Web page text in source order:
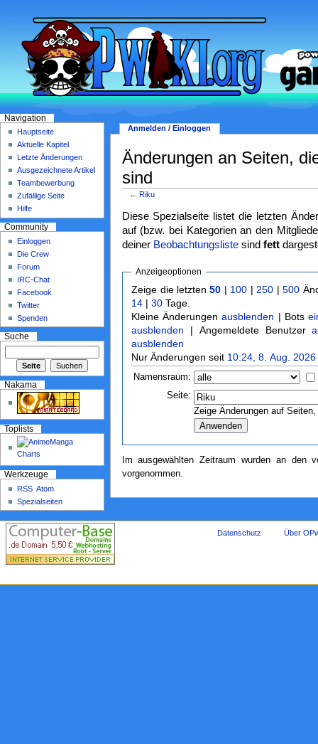
Änderungen an Seiten,
sind
← Riku
Diese Spezialseite listet die letzten
auf (bzw. bei Kategorien an den
deiner Beobachtungslistesind fett
Anzeigeoptionen
Zeige die letzten50 | 100 | 250 |500
14 |30 Tage.
Kleine Änderungenausblenden | Bots
ausblenden | Angemeldete Benutzer
ausblenden
Nur Änderungen seit 10:24, 8. Aug. 2026
Namensraum:
Seite:
Zeige Änderungen auf
Im ausgewählten Zeitraum wurden an den
vorgenommen.
Anmelden / Einloggen
Navigation
Hauptseite
Aktuelle Kapitel
Letzte Änderungen
Ausgezeichnete Artikel
Teambewerbung
Zufällige Seite
Hilfe
Community
Einloggen
Die Crew
Forum
IRC-Chat
Facebook
Twitter
Spenden
Suche
Nakama
Toplists
Werkzeuge
RSS Atom
Spezialseiten
Datenschutz Über